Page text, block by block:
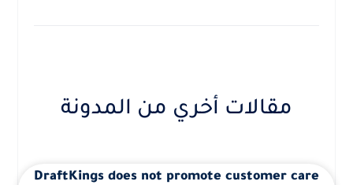
مقالات أخري من المدونة
DraftKings does not promote customer care